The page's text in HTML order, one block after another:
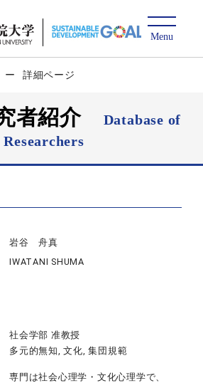
詳細ページ
者紹介
Database of
Researchers
岩谷 舟真
IWATANI SHUMA
社会学部 准教授
多元的無知, 文化, 集団規範
専門は社会心理学・文化心理学で、